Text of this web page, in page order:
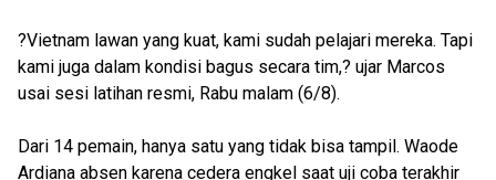
?Vietnam lawan yang kuat, kami sudah pelajari mereka. Tapi
kami juga dalam kondisi bagus secara tim,? ujar Marcos
usai sesi latihan resmi, Rabu malam (6/8).
Dari 14 pemain, hanya satu yang tidak bisa tampil. Waode
Ardiana absen karena cedera engkel saat uji coba terakhir